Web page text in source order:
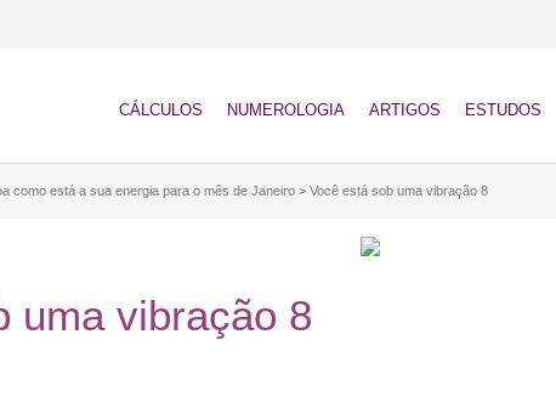
CÁLCULOS NUMEROLOGIA ARTIGOS ESTUDOS
como está a sua energia para o mês de Janeiro > Você está sob uma vibração 8
uma vibração 8